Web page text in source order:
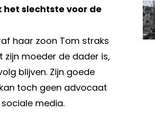
het slechtste voor de
haar zoon Tom straks
zijn moeder de dader is,
blijven. Zijn goede
toch geen advocaat
media.